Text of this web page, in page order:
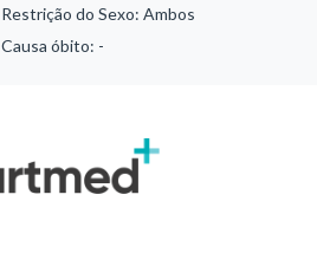
Restrição do Sexo: Ambos
Causa óbito: -